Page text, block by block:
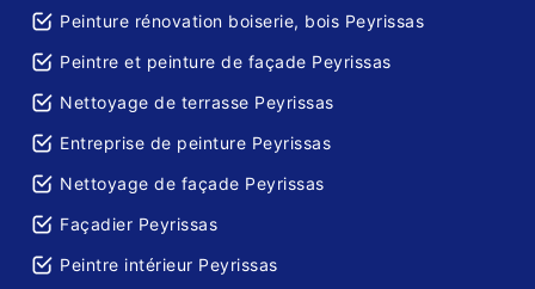
Peinture rénovation boiserie, bois Peyrissas
Peintre et peinture de façade Peyrissas
Nettoyage de terrasse Peyrissas
Entreprise de peinture Peyrissas
Nettoyage de façade Peyrissas
Façadier Peyrissas
Peintre intérieur Peyrissas